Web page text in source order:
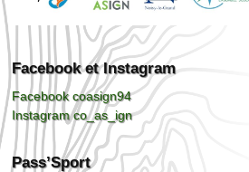
Facebook et Instagram
Facebook coasign94
Instagram co_as_ign
Pass’Sport